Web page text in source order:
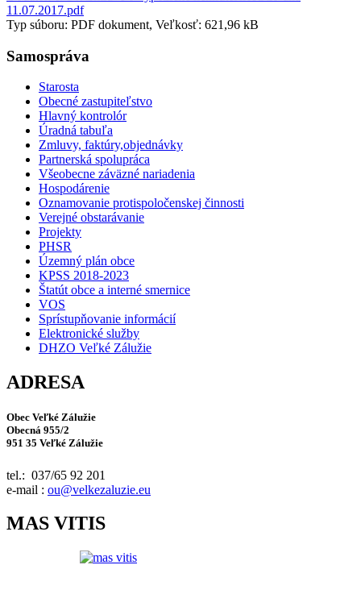
11.07.2017.pdf
Typ súboru: PDF dokument, Veľkosť: 621,96 kB
Samospráva
Starosta
Obecné zastupiteľstvo
Hlavný kontrolór
Úradná tabuľa
Zmluvy, faktúry,objednávky
Partnerská spolupráca
Všeobecne záväzné nariadenia
Hospodárenie
Oznamovanie protispoločenskej činnosti
Verejné obstarávanie
Projekty
PHSR
Územný plán obce
KPSS 2018-2023
Štatút obce a interné smernice
VOS
Sprístupňovanie informácií
Elektronické služby
DHZO Veľké Zálužie
ADRESA
Obec Veľké Zálužie
Obecná 955/2
951 35 Veľké Zálužie
tel.: 037/65 92 201
e-mail : ou@velkezaluzie.eu
MAS VITIS